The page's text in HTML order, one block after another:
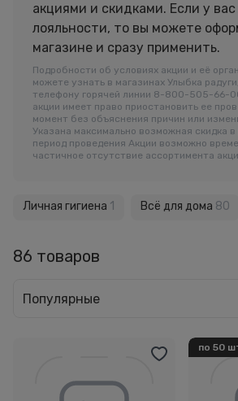
акциями и скидками. Если у
лояльности, то вы можете
магазине и сразу применить.
Подробности об условиях акции и её
можете узнать в магазинах Улыбка
телефону горячей линии 8-800-505-66-
акции имеет право приостановить ее
момент без объяснения причин или
Указана максимально возможная скидка в
период проведения Акции возможно
частичное отсутствие ассортимента
Личная гигиена 1 Всё для дома 80
86 товаров
Популярные
по 50